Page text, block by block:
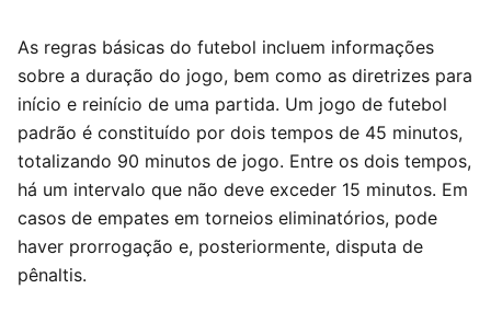
As regras básicas do futebol incluem informações
sobre a duração do jogo, bem como as diretrizes para
início e reinício de uma partida. Um jogo de futebol
padrão é constituído por dois tempos de 45 minutos,
totalizando 90 minutos de jogo. Entre os dois tempos,
há um intervalo que não deve exceder 15 minutos. Em
casos de empates em torneios eliminatórios, pode
haver prorrogação e, posteriormente, disputa de
pênaltis.